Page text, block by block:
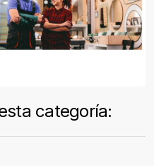
categoría: